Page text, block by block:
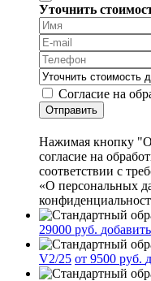
Уточнить
Согласие на
Отправить
Нажимая кнопку
согласие на
соответствии с
«О персональных
29000 руб.
V2/25 от 9500 руб.